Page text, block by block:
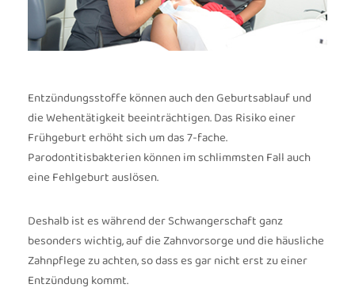
Entzündungsstoffe können auch den Geburtsablauf und
die Wehentätigkeit beeinträchtigen. Das Risiko einer
Frühgeburt erhöht sich um das 7-fache.
Parodontitisbakterien können im schlimmsten Fall auch
eine Fehlgeburt auslösen.
Deshalb ist es während der Schwangerschaft ganz
besonders wichtig, auf die Zahnvorsorge und die häusliche
Zahnpflege zu achten, so dass es gar nicht erst zu einer
Entzündung kommt.